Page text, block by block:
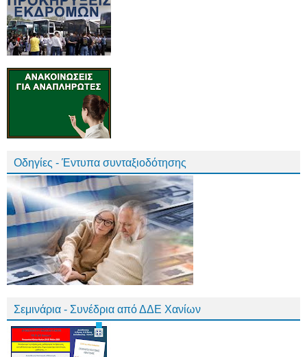
Οδηγίες - Έντυπα συνταξιοδότησης
Σεμινάρια - Συνέδρια από ΔΔΕ Χανίων